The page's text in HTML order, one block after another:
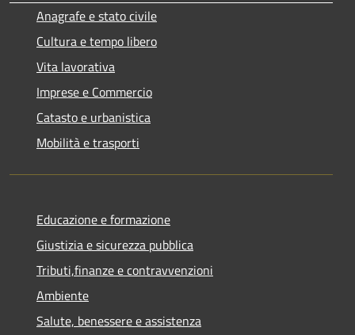
Anagrafe e stato civile
Cultura e tempo libero
Vita lavorativa
Imprese e Commercio
Catasto e urbanistica
Mobilità e trasporti
Educazione e formazione
Giustizia e sicurezza pubblica
Tributi,finanze e contravvenzioni
Ambiente
Salute, benessere e assistenza